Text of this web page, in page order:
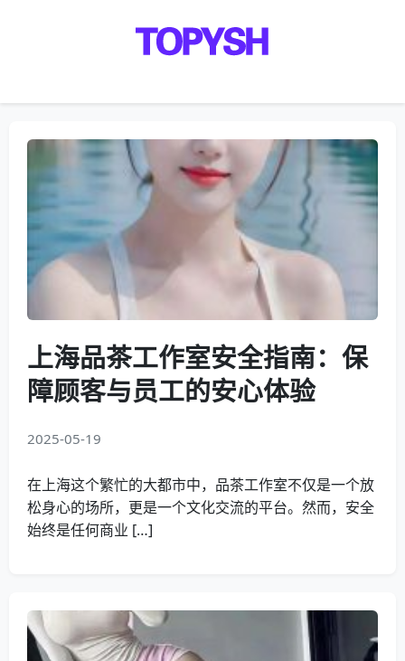
上海品茶工作室安全指南：保
障顾客与员工的安心体验
2025-05-19
在上海这个繁忙的大都市中，品茶工作室不仅是一个放
松身心的场所，更是一个文化交流的平台。然而，安全
始终是任何商业 […]